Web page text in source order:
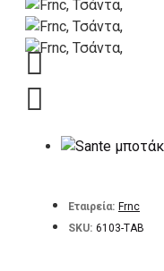
Εταιρεία: Frnc
SKU: 6103-TAB